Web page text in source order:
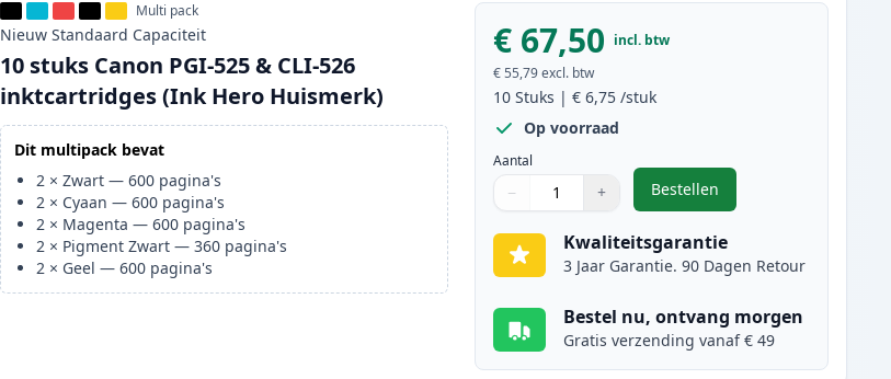
Multi pack
Nieuw Standaard Capaciteit
10 stuks Canon PGI-525 & CLI-526
inktcartridges (Ink Hero Huismerk)
Dit multipack bevat
2 ×Zwart —600 pagina's
2 × Cyaan —600 pagina's
2 × Magenta —600 pagina's
2 × Pigment Zwart —360 pagina's
2 × Geel —600 pagina's
€ 67,50 incl. btw
€ 55,79 excl. btw
10 Stuks |€ 6,75 /stuk
Op voorraad
Aantal
Aantal
Gebruik de knoppen om aan te passen
− +
Aantal 1
Bestellen
,10 stuks Canon PGI-525
Kwaliteitsgarantie
3 Jaar Garantie. 90 Dagen Retour
Bestel nu, ontvang morgen
Gratis verzending vanaf € 49